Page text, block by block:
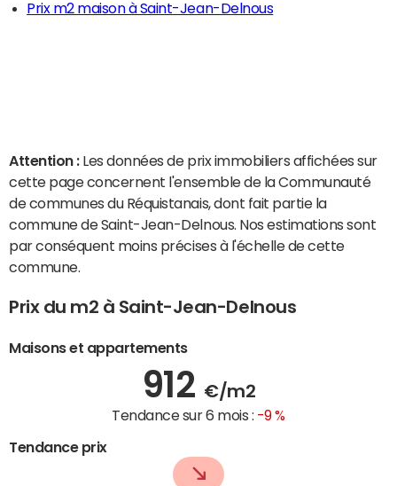
Prix m2 maison à Saint-Jean-Delnous
Attention : Les données de prix immobiliers affichées sur
cette page concernent l'ensemble de la Communauté
de communes du Réquistanais, dont fait partie la
commune de Saint-Jean-Delnous. Nos estimations sont
par conséquent moins précises à l'échelle de cette
commune.
Prix du m2 à Saint-Jean-Delnous
Maisons et appartements
912 €/m2
Tendance sur 6 mois : -9 %
Tendance prix